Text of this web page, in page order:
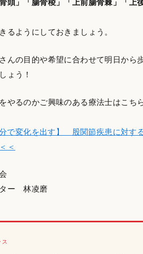
頭」「腸骨稜」「上前腸骨棘」「上
るようにしておきましょう。
んの目的や希望に合わせて明日から
ょう！
やるのかご興味のある療法士はこち
で変化を出す】 股関節疾患に対す
＜
ー 林凌磨